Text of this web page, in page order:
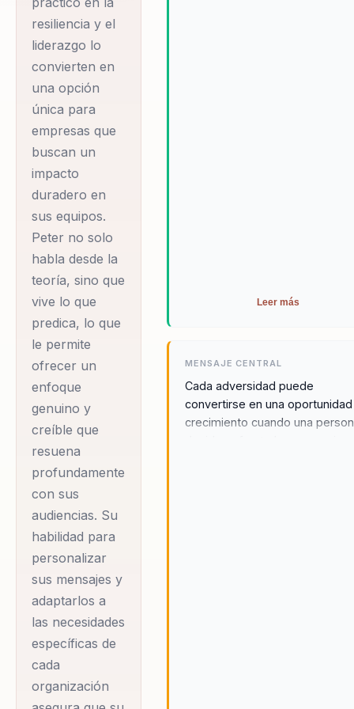
con la actitud
correcta, cualquier
meta es alcanzable.
personal le ha
un enfoque único
que combina la
fortaleza mental con
la acción decidida, lo
que lo ha convertido
en un referente en
el ámbito de la
motivación y el
liderazgo inspirador.
la Fundación
Pacientes de Cáncer
de Pulmón, Peter ha
dedicado su vida a
ayudar a otros a
vencer sus miedos y
alcanzar sus
objetivos. Sus
charlas
motivacionales,
conocidas como
'Saltar la Sombra',
han resonado en
miles de personas,
resiliencia y el
liderazgo lo
convierten en
una opción
única para
empresas que
buscan un
impacto
duradero en
sus equipos.
Peter no solo
habla desde la
teoría, sino que
vive lo que
predica, lo que
le permite
ofrecer un
enfoque
genuino y
creíble que
resuena
profundamente
con sus
audiencias. Su
habilidad para
personalizar
sus mensajes y
adaptarlos a
las necesidades
específicas de
cada
organización
Leer más
MENSAJE CENTRAL
Cada adversidad puede
convertirse en una
crecimiento cuando una